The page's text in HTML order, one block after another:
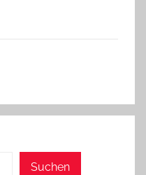
Suchen